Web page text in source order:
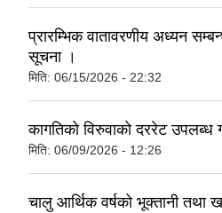
प्रारम्भिक वातावरणीय अध्यन
सूचना ।
मिति: 06/15/2026 - 22:32
कागतिको विरुवाको दररेट उपलब्ध
मिति: 06/09/2026 - 12:26
चालु आर्थिक वर्षको भूक्तानी तथा